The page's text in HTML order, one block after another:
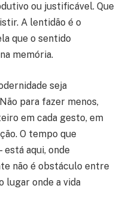
ou justificável. Que
A lentidão é o
que o sentido
memória.
seja
para fazer menos,
em cada gesto, em
O tempo que
aqui, onde
não é obstáculo entre
lugar onde a vida